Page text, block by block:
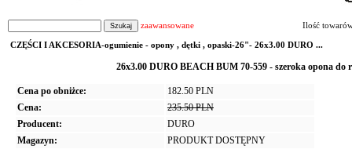
zaawansowane Ilość
CZĘŚCI I AKCESORIA-ogumienie - opony , dętki , opaski-26"- 26x3.00 DURO ...
26x3.00 DURO BEACH BUM 70-559 - szeroka opona do
Cena po obniżce:
182.50 PLN
Cena:
235.50 PLN
Producent:
DURO
Magazyn:
PRODUKT DOSTĘPNY